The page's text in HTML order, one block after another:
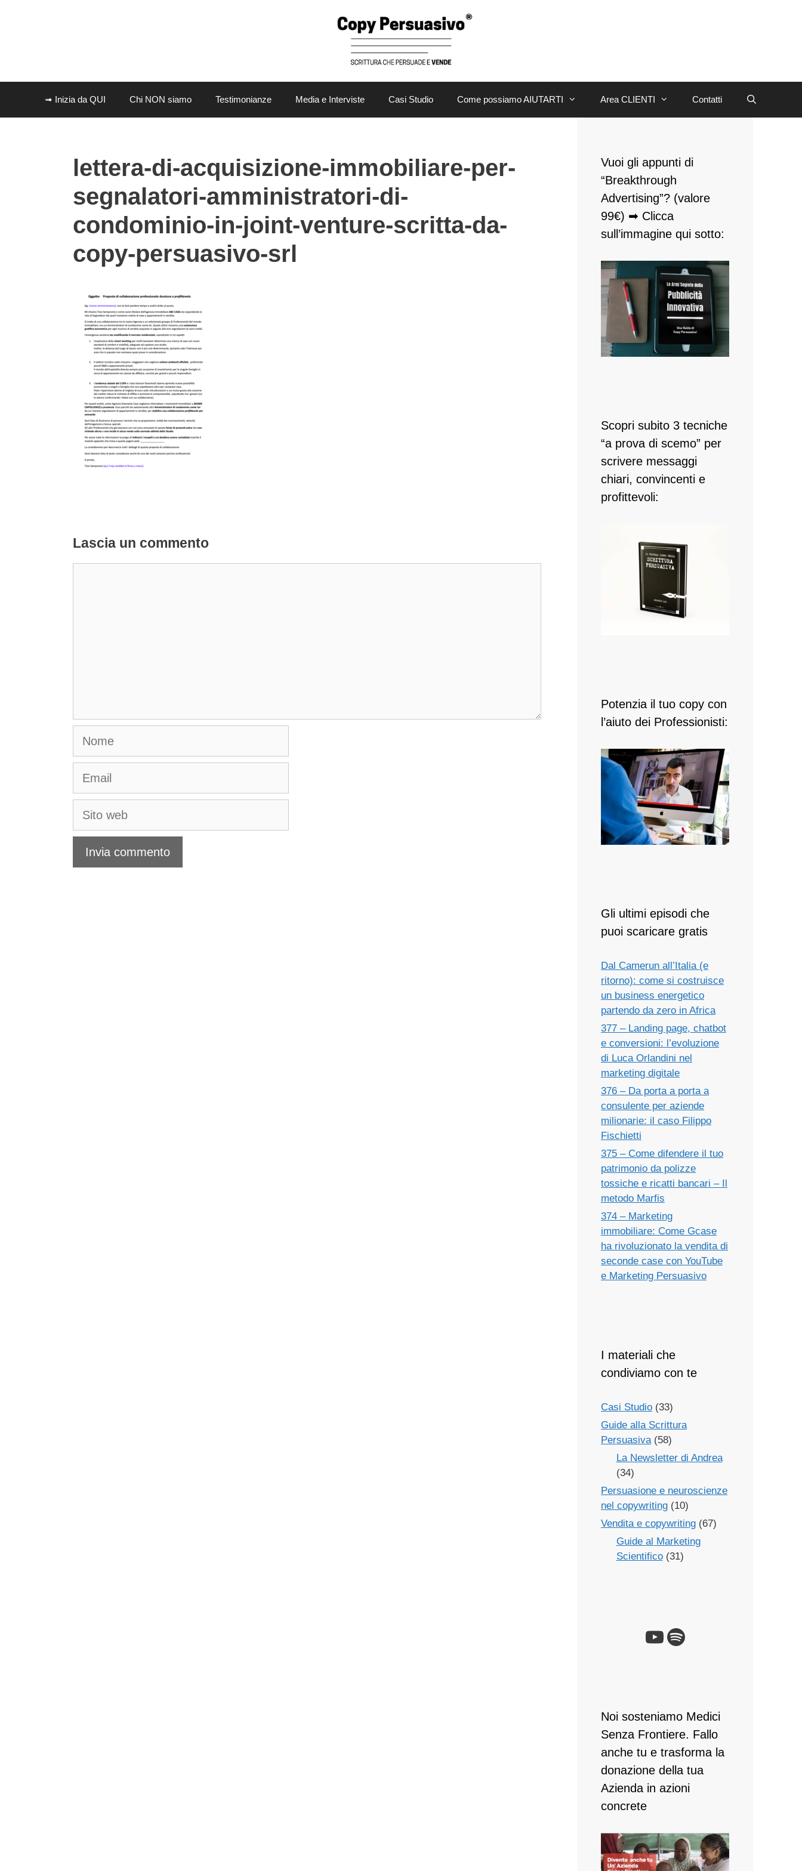
➟ Inizia da QUI Chi NON siamo Testimonianze Media e Interviste Casi Studio Come possiamo AIUTARTI Area CLIENTI Contatti
lettera-di-acquisizione-immobiliare-per-
segnalatori-amministratori-di-
condominio-in-joint-venture-scritta-da-
copy-persuasivo-srl
Lascia un commento
Nome
Email
Sito
Vuoi gli appunti di
“Breakthrough
Advertising”? (valore
99€) ➡ Clicca
sull’immagine qui sotto:
Scopri subito 3 tecniche
“a prova di scemo” per
scrivere messaggi
chiari, convincenti e
profittevoli:
Potenzia il tuo copy con
l’aiuto dei Professionisti:
Gli ultimi episodi che
puoi scaricare gratis
Dal Camerun all’Italia (e
ritorno): come si costruisce
un business energetico
partendo da zero in Africa
377 – Landing page, chatbot
e conversioni: l’evoluzione
di Luca Orlandini nel
marketing digitale
376 – Da porta a porta a
consulente per aziende
milionarie: il caso Filippo
Fischietti
375 – Come difendere il tuo
patrimonio da polizze
tossiche e ricatti bancari – Il
metodo Marfis
374 – Marketing
immobiliare: Come Gcase
ha rivoluzionato la vendita di
seconde case con YouTube
e Marketing Persuasivo
I materiali che
condiviamo con te
Casi Studio (33)
Guide alla Scrittura
Persuasiva(58)
La Newsletter di Andrea
(34)
Persuasione e neuroscienze
nel copywriting (10)
Vendita e copywriting (67)
Guide al Marketing
Scientifico(31)
YouTube
Spotify
Noi sosteniamo Medici
Senza Frontiere. Fallo
anche tu e ​trasforma la
donazione della tua
Azienda in azioni
concrete